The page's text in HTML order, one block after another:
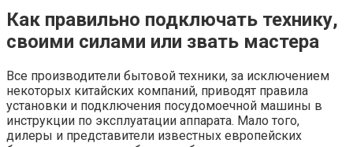
Как правильно подключать технику,
своими силами или звать мастера
Все производители бытовой техники, за исключением
некоторых китайских компаний, приводят правила
установки и подключения посудомоечной машины в
инструкции по эксплуатации аппарата. Мало того,
дилеры и представители известных европейских